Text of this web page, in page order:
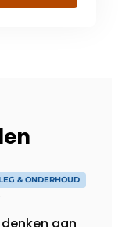
& ONDERHOUD
aan